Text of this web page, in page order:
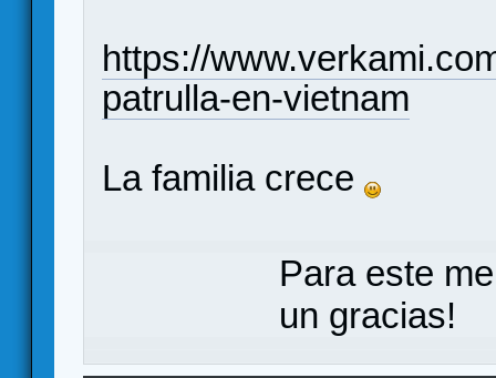
https://
patrulla-en-vietnam
La familia crece
Para este
un gracias!